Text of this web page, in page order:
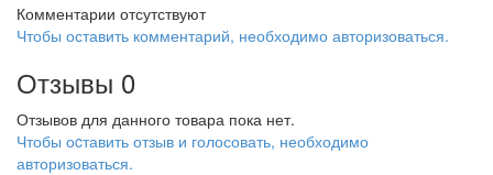
Комментарии отсутствуют
Чтобы оставить комментарий, необходимо авторизоваться.
Отзывы 0
Отзывов для данного товара пока нет.
Чтобы оcтавить отзыв и голосовать, необходимо
авторизоваться.